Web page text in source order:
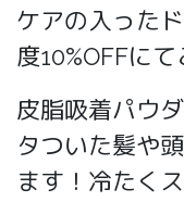
ケアの入った
度10%OFFに
皮脂吸着パウ
タついた髪や
ます！冷たく